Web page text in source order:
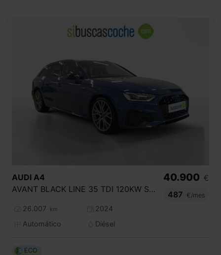
AUDI A4
AVANT BLACK LINE 35 TDI 120KW S TRONIC
26.007 km
2024
Automático
Diésel
40.900 €
487
€/mes
ECO